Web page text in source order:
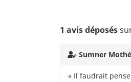
1 avis déposés
Sumner Mothé
« Il faudrait